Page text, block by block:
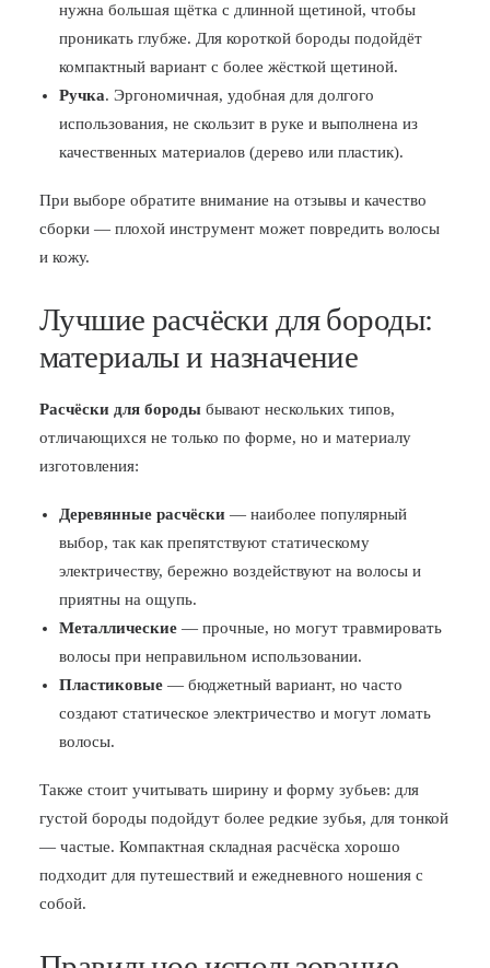
нужна большая щётка с длинной щетиной, чтобы
проникать глубже. Для короткой бороды подойдёт
компактный вариант с более жёсткой щетиной.
Ручка. Эргономичная, удобная для долгого
использования, не скользит в руке и выполнена из
качественных материалов (дерево или пластик).
При выборе обратите внимание на отзывы и качество
сборки — плохой инструмент может повредить волосы
и кожу.
Лучшие расчёски для бороды:
материалы и назначение
Расчёски для бороды бывают нескольких типов,
отличающихся не только по форме, но и материалу
изготовления:
Деревянные расчёски — наиболее популярный
выбор, так как препятствуют статическому
электричеству, бережно воздействуют на волосы и
приятны на ощупь.
Металлические — прочные, но могут травмировать
волосы при неправильном использовании.
Пластиковые — бюджетный вариант, но часто
создают статическое электричество и могут ломать
волосы.
Также стоит учитывать ширину и форму зубьев: для
густой бороды подойдут более редкие зубья, для тонкой
— частые. Компактная складная расчёска хорошо
подходит для путешествий и ежедневного ношения с
собой.